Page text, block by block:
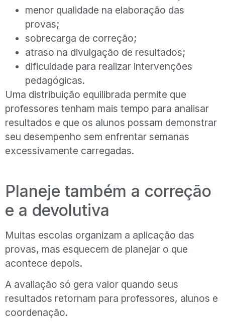
menor qualidade na elaboração das
provas;
sobrecarga de correção;
atraso na divulgação de resultados;
dificuldade para realizar intervenções
pedagógicas.
Uma distribuição equilibrada permite que
professores tenham mais tempo para analisar
resultados e que os alunos possam demonstrar
seu desempenho sem enfrentar semanas
excessivamente carregadas.
Planeje também a correção
e a devolutiva
Muitas escolas organizam a aplicação das
provas, mas esquecem de planejar o que
acontece depois.
A avaliação só gera valor quando seus
resultados retornam para professores, alunos e
coordenação.